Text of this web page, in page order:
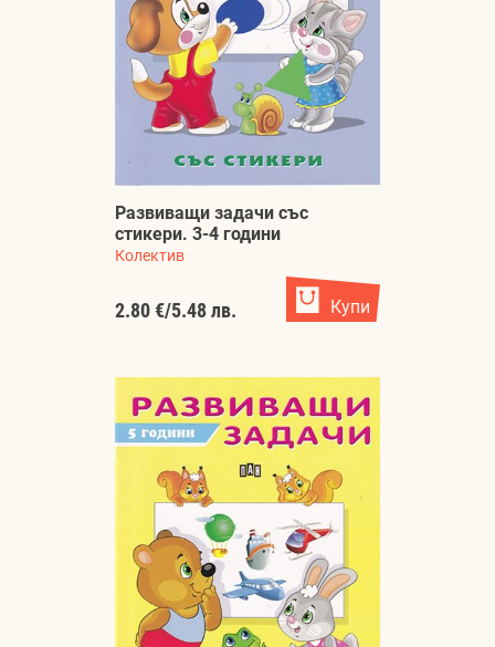
Развиващи задачи със
стикери. 3-4 години
Колектив
2.80 €/5.48 лв. Купи